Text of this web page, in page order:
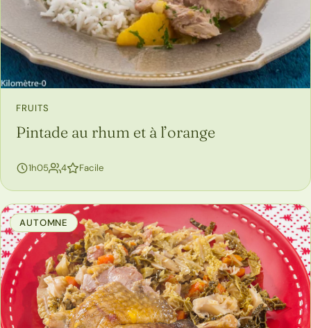
FRUITS
Pintade au rhum et à l’orange
1h05 4personnes
Facile
AUTOMNE